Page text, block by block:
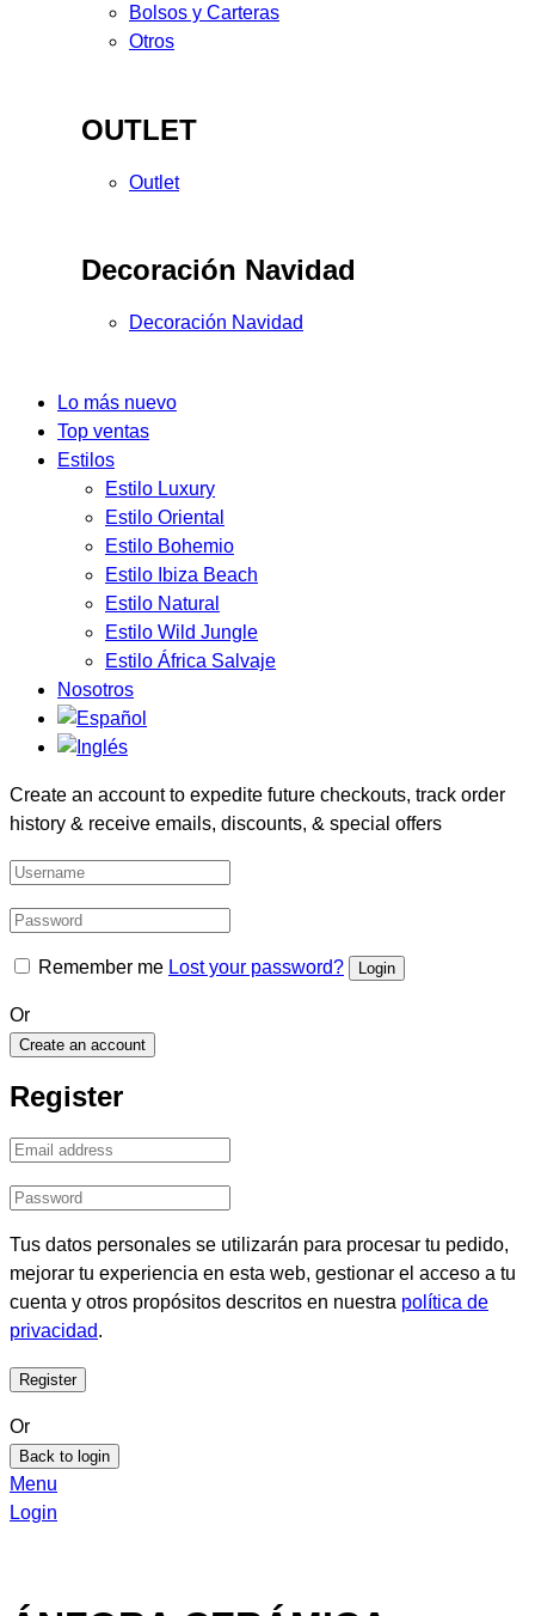
Bolsos y Carteras
Otros
OUTLET
Outlet
Decoración Navidad
Decoración Navidad
Lo más nuevo
Top ventas
Estilos
Estilo Luxury
Estilo Oriental
Estilo Bohemio
Estilo Ibiza Beach
Estilo Natural
Estilo Wild Jungle
Estilo África Salvaje
Nosotros
Create an account to expedite future checkouts, track order
history & receive emails, discounts, & special offers
Remember me Lost your password?
Or
Create an account
Register
Tus datos personales se utilizarán para procesar tu pedido,
mejorar tu experiencia en esta web, gestionar el acceso a tu
cuenta y otros propósitos descritos en nuestra política de
privacidad.
Or
Back to login
Menu
Login